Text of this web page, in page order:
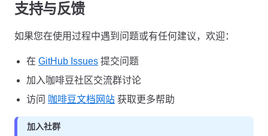
支持与反馈
如果您在使用过程中遇到问题或有任何建议，欢迎：
在 GitHub Issues 提交问题
加入咖啡豆社区交流群讨论
访问 咖啡豆文档网站 获取更多帮助
加入社群